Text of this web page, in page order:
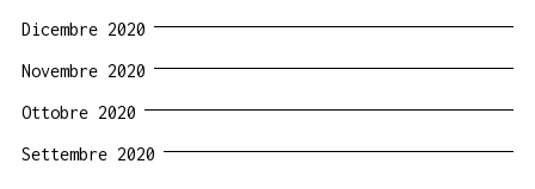
Dicembre 2020
Novembre 2020
Ottobre 2020
Settembre 2020